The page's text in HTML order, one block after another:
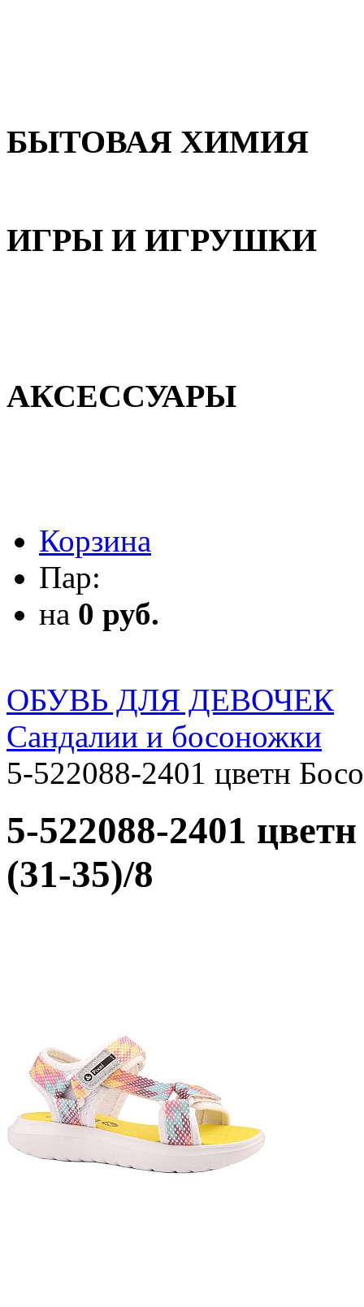
БЫТОВАЯ ХИМИЯ
ИГРЫ И ИГРУШКИ
АКСЕССУАРЫ
Корзина
Пар:
на 0 руб.
ОБУВЬ ДЛЯ ДЕВОЧЕК
Сандалии и босоножки
5-522088-2401 цветн
5-522088-2401
(31-35)/8